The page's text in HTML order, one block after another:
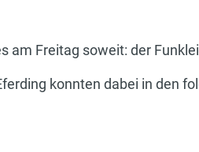
am Freitag soweit: der
konnten dabei in den